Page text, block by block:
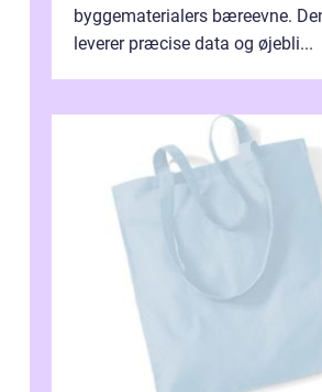
byggematerialers bæreevne.
leverer præcise data og øjebli...